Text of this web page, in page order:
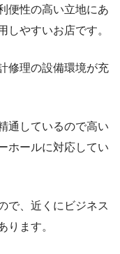
便性の高い立地にあ
しやすいお店です。
修理の設備環境が充
通しているので高い
ホールに対応してい
で、近くにビジネス
ります。